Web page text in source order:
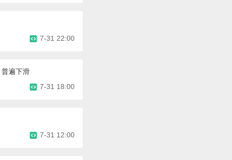
7-31 22:00
遍下滑
7-31 18:00
7-31 12:00